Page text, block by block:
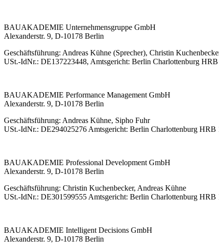
BAUAKADEMIE Unternehmensgruppe GmbH
Alexanderstr. 9, D-10178 Berlin
Geschäftsführung: Andreas Kühne (Sprecher), Christin
USt.-IdNr.: DE137223448, Amtsgericht: Berlin Charlottenburg
BAUAKADEMIE Performance Management GmbH
Alexanderstr. 9, D-10178 Berlin
Geschäftsführung: Andreas Kühne, Sipho Fuhr
USt.-IdNr.: DE294025276 Amtsgericht: Berlin Charlottenburg HRB
BAUAKADEMIE Professional Development GmbH
Alexanderstr. 9, D-10178 Berlin
Geschäftsführung: Christin Kuchenbecker, Andreas Kühne
USt.-IdNr.: DE301599555 Amtsgericht: Berlin Charlottenburg HRB
BAUAKADEMIE Intelligent Decisions GmbH
Alexanderstr. 9, D-10178 Berlin